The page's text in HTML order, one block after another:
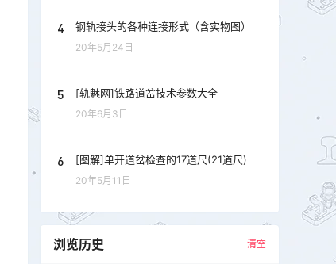
4 钢轨接头的各种连接形式（含实物图）
20年5月24日
5 [轨魅网]铁路道岔技术参数大全
20年6月3日
6 [图解]单开道岔检查的17道尺(21道尺)
20年5月11日
浏览历史 清空